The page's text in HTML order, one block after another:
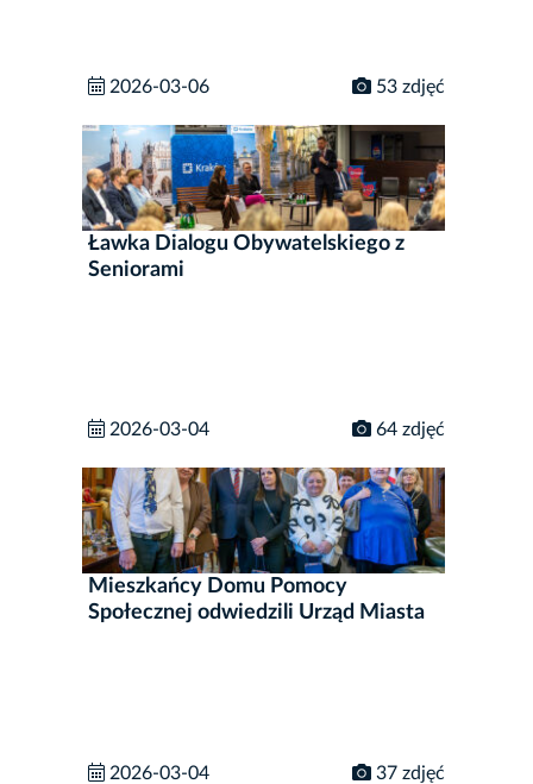
2026-03-06 53 zdjęć
Ławka Dialogu Obywatelskiego z
Seniorami
2026-03-04 64 zdjęć
Mieszkańcy Domu Pomocy
Społecznej odwiedzili Urząd Miasta
2026-03-04 37 zdjęć